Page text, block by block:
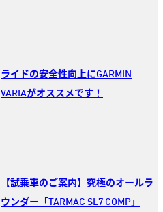
ライドの安全性向上にGARMIN
VARIAがオススメです！
【試乗車のご案内】究極のオールラ
ウンダー「TARMAC SL7 COMP」